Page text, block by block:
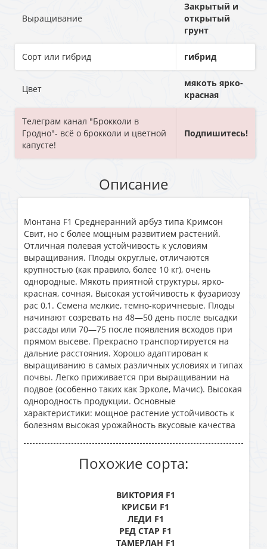
Выращивание
Закрытый и
открытый
грунт
Сорт или гибрид гибрид
Цвет
мякоть ярко-
красная
Телеграм канал "Брокколи в
Гродно"- всё о брокколи и цветной
капусте!
Подпишитесь!
Описание
Монтана F1 Среднеранний арбуз типа Кримсон
Свит, но с более мощным развитием растений.
Отличная полевая устойчивость к условиям
выращивания. Плоды округлые, отличаются
крупностью (как правило, более 10 кг), очень
однородные. Мякоть приятной структуры, ярко-
красная, сочная. Высокая устойчивость к фузариозу
рас 0,1. Семена мелкие, темно-коричневые. Плоды
начинают созревать на 48—50 день после высадки
рассады или 70—75 после появления всходов при
прямом высеве. Прекрасно транспортируется на
дальние расстояния. Хорошо адаптирован к
выращиванию в самых различных условиях и типах
почвы. Легко приживается при выращивании на
подвое (особенно таких как Эрколе, Мачис). Высокая
однородность продукции. Основные
характеристики: мощное растение устойчивость к
болезням высокая урожайность вкусовые качества
Похожие сорта:
ВИКТОРИЯ F1
КРИСБИ F1
ЛЕДИ F1
РЕД СТАР F1
ТАМЕРЛАН F1